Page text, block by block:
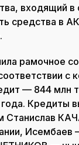
входящий
средства в
рамочное
с
— 844 млн
Кредиты
Станислав